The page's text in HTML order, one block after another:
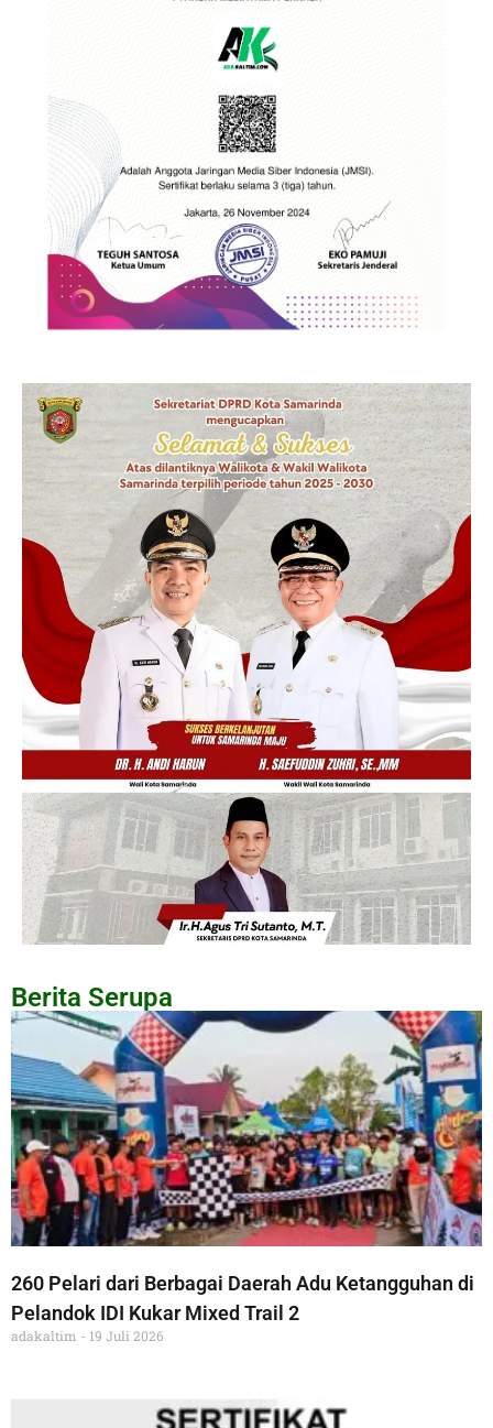
Berita Serupa
260 Pelari dari Berbagai Daerah Adu Ketangguhan di
Pelandok IDI Kukar Mixed Trail 2
adakaltim 19 Juli 2026